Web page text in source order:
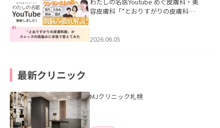
容皮膚科「”とおりすがりの皮膚科
2026.06.05
最新クリニック
MJクリニック札幌